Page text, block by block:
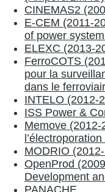
CINEMAS2
E-CEM (2011-
of power
ELEXC (2013-
FerroCOTS
pour la
dans le
INTELO (2012-
ISS Power &
Memove
MODRIO
OpenProd
Development
PANACHE